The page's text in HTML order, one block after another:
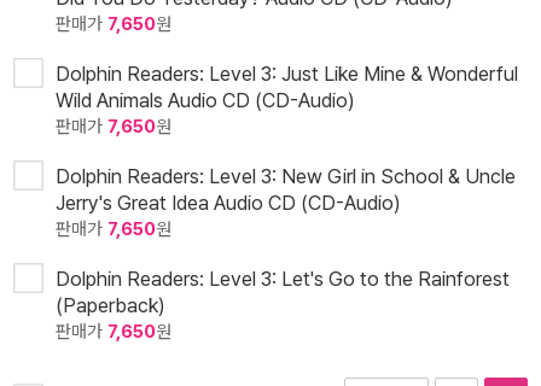
판매가 7,650원
Dolphin Readers: Level 3: Just Like Mine & Wonderful
Wild Animals Audio CD (CD-Audio)
판매가 7,650원
Dolphin Readers: Level 3: New Girl in School & Uncle
Jerry's Great Idea Audio CD (CD-Audio)
판매가 7,650원
Dolphin Readers: Level 3: Let's Go to the Rainforest
(Paperback)
판매가 7,650원